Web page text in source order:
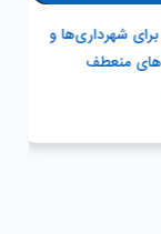
شهرداری‌ها و
منعطف